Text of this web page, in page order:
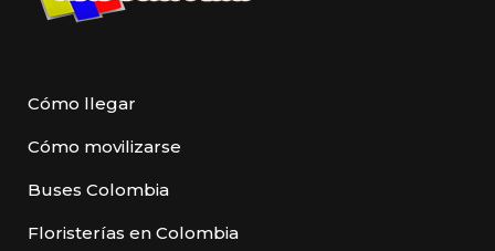
Cómo llegar
Cómo movilizarse
Buses Colombia
Floristerías en Colombia